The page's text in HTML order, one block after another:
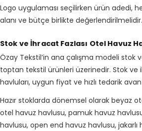
Logo uygulaması seçilirken ürün adedi,
alanı ve bütçe birlikte değerlendirilmelidir.
Stok ve İhracat Fazlası Otel Havuz
Özay Tekstil’in ana çalışma modeli stok
toptan tekstil ürünleri üzerinedir. Stok ve
havluları, uygun fiyat ve hızlı tedarik
Hazır stoklarda dönemsel olarak beyaz
otel havuz havlusu, pamuk havuz
havlusu, open end havuz havlusu, jakarlı